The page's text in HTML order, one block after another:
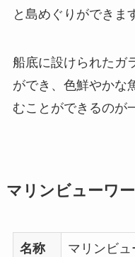
と島めぐりができま
船底に設けられたガ
ができ、色鮮やかな
むことができるのが
マリンビューワ
名称 マリンビュ